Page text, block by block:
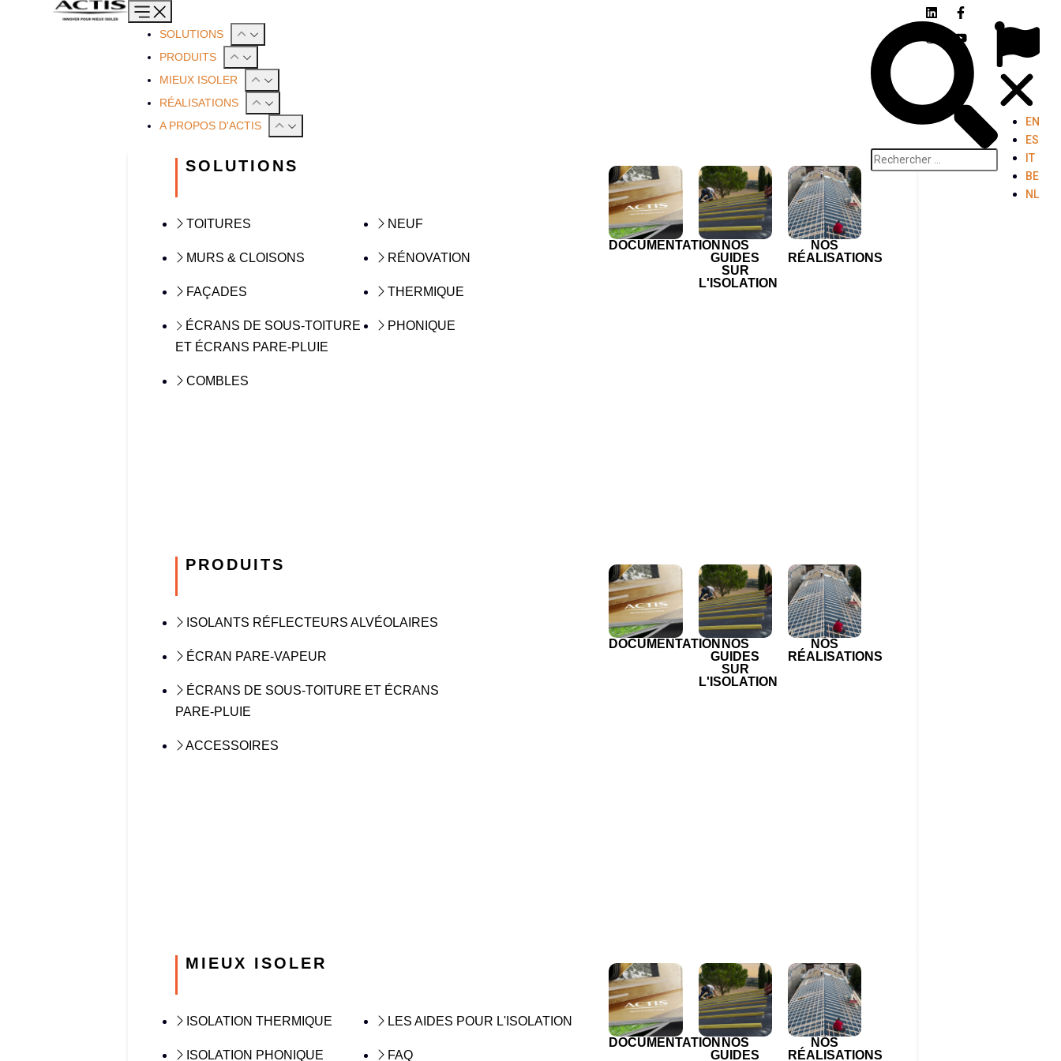
SOLUTIONS
PRODUITS
MIEUX ISOLER
RÉALISATIONS
A PROPOS D'ACTIS
SOLUTIONS
TOITURES
MURS & CLOISONS
FAÇADES
ÉCRANS DE SOUS-TOITURE
ET ÉCRANS PARE-PLUIE
COMBLES
NEUF
RÉNOVATION
THERMIQUE
PHONIQUE
DOCUMENTATION NOS
GUIDES
SUR
L'ISOLATION
NOS
RÉALISATIONS
PRODUITS
ISOLANTS RÉFLECTEURS ALVÉOLAIRES
ÉCRAN PARE-VAPEUR
ÉCRANS DE SOUS-TOITURE ET ÉCRANS
PARE-PLUIE
ACCESSOIRES
DOCUMENTATION NOS
GUIDES
SUR
L'ISOLATION
NOS
RÉALISATIONS
MIEUX ISOLER
ISOLATION THERMIQUE
ISOLATION PHONIQUE
LES AIDES POUR L'ISOLATION
FAQ
DOCUMENTATION NOS
GUIDES
NOS
RÉALISATIONS
EN
ES
IT
BE
NL